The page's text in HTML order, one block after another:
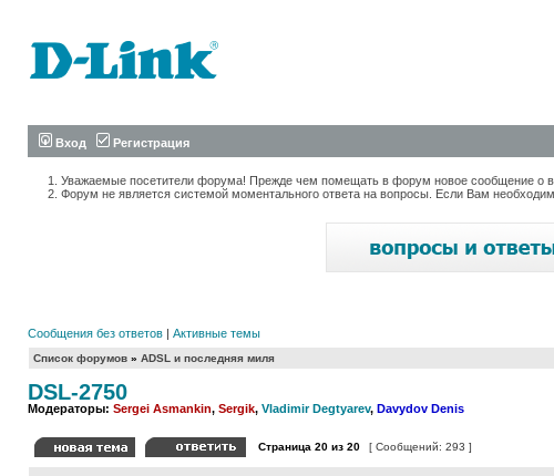
Вход Регистрация
Уважаемые посетители форума! Прежде чем помещать в форум новое сообщение о
Форум не является системой моментального ответа на вопросы. Если Вам
Сообщения без ответов | Активные темы
Список форумов » ADSL и последняя миля
DSL-2750
Модераторы: Sergei Asmankin, Sergik, Vladimir Degtyarev, Davydov Denis
Страница 20 из 20 [ Сообщений: 293 ]